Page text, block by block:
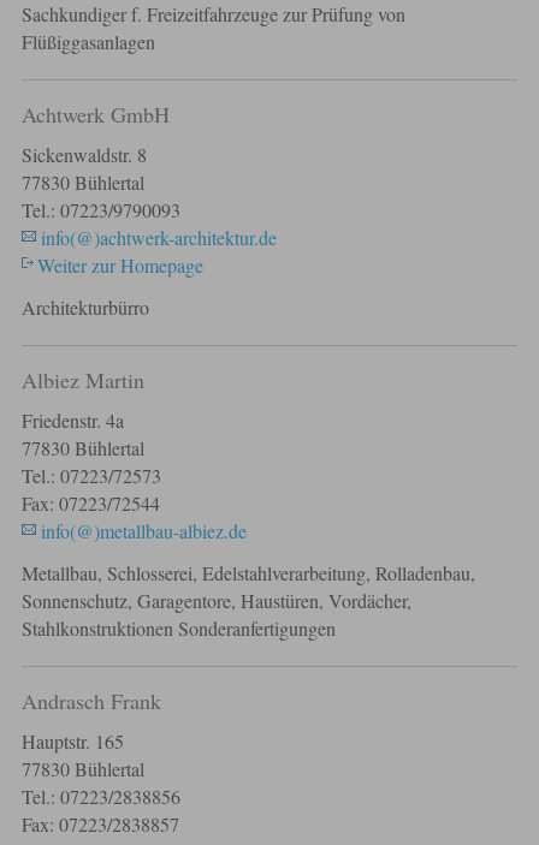
Sachkundiger f. Freizeitfahrzeuge zur Prüfung von
Flüßiggasanlagen
Achtwerk GmbH
Sickenwaldstr. 8
77830 Bühlertal
Tel.: 07223/9790093
info(@)achtwerk-architektur.de
Weiter zur Homepage
Architekturbürro
Albiez Martin
Friedenstr. 4a
77830 Bühlertal
Tel.: 07223/72573
Fax: 07223/72544
info(@)metallbau-albiez.de
Metallbau, Schlosserei, Edelstahlverarbeitung, Rolladenbau,
Sonnenschutz, Garagentore, Haustüren, Vordächer,
Stahlkonstruktionen Sonderanfertigungen
Andrasch Frank
Hauptstr. 165
77830 Bühlertal
Tel.: 07223/2838856
Fax: 07223/2838857